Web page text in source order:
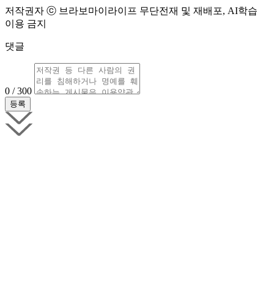
저작권자 ⓒ 브라보마이라이프 무단전재 및 재배포, AI학습
이용 금지
댓글
0 / 300